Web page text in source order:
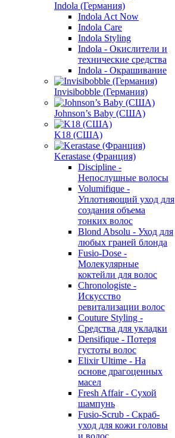
Indola (Германия)
Indola Act Now
Indola Care
Indola Styling
Indola - Окислители и
технические средства
Indola - Окрашивание
Invisibobble (Германия)
Johnson’s Baby (США)
K18 (США)
Kerastase (Франция)
Discipline -
Непослушные волосы
Volumifique -
Уплотняющий уход для
создания объема
тонких волос
Blond Absolu - Уход для
любых граней блонда
Fusio-Dose -
Молекулярные
коктейли для волос
Chronologiste -
Искусство
ревитализации волос
Couture Styling -
Средства для укладки
Densifique - Потеря
густоты волос
Elixir Ultime - На
основе драгоценных
масел
Fresh Affair - Сухой
шампунь
Fusio-Scrub - Скраб-
уход для кожи головы
и волос